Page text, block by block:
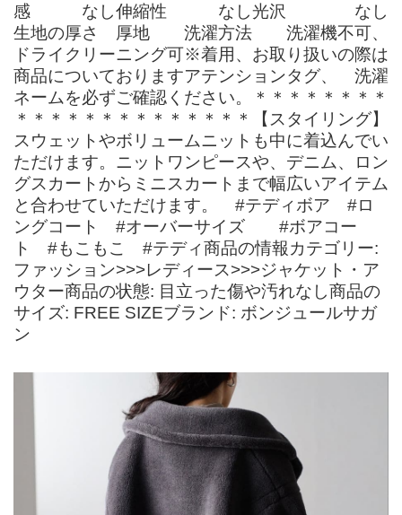
感 なし伸縮性 なし光沢 なし
生地の厚さ 厚地 洗濯方法 洗濯機不可、
ドライクリーニング可※着用、お取り扱いの際は
商品についておりますアテンションタグ、 洗濯
ネームを必ずご確認ください。＊＊＊＊＊＊＊＊
＊＊＊＊＊＊＊＊＊＊＊＊＊＊【スタイリング】
スウェットやボリュームニットも中に着込んでい
ただけます。ニットワンピースや、デニム、ロン
グスカートからミニスカートまで幅広いアイテム
と合わせていただけます。 #テディボア #ロ
ングコート #オーバーサイズ #ボアコー
ト #もこもこ #テディ商品の情報カテゴリー:
ファッション>>>レディース>>>ジャケット・ア
ウター商品の状態: 目立った傷や汚れなし商品の
サイズ: FREE SIZEブランド: ボンジュールサガ
ン